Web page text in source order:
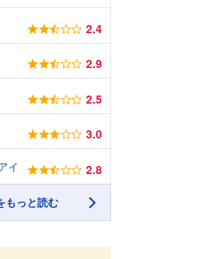
2.4
2.9
2.5
3.0
イ 2.8
もっと読む